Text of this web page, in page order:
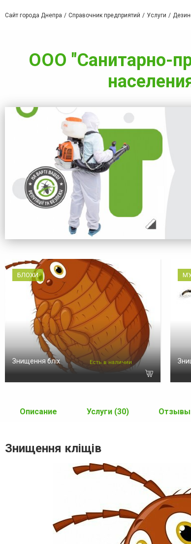
Сайт города Днепра Справочник предприятий Услуги
ООО "Санитарно-
БЛОХИ
Знищення бліх Есть в наличии
Описание Услуги (30) Отзывы
Знищення кліщів